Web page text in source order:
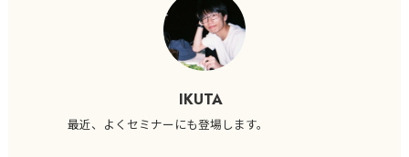
IKUTA
最近、よくセミナーにも登場します。